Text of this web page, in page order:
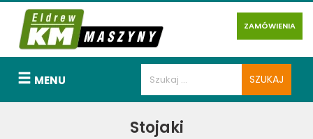
ZAMÓWIENIA
MENU
Stojaki